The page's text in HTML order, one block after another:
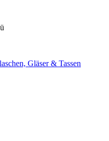
Gläser & Tassen